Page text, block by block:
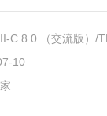
硬件迭代升级，进
环境及历史虫情数
、更精准，为病虫
（交流版）/TPCB-IV-
10